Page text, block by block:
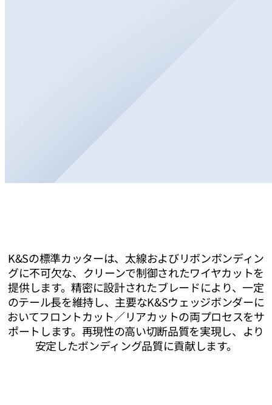
K&Sの標準カッターは、太線およびリボンボンディン
グに不可欠な、クリーンで制御されたワイヤカットを
提供します。精密に設計されたブレードにより、一定
のテール長を維持し、主要なK&Sウェッジボンダーに
おいてフロントカット／リアカットの両プロセスをサ
ポートします。再現性の高い切断品質を実現し、より
安定したボンディング品質に貢献します。